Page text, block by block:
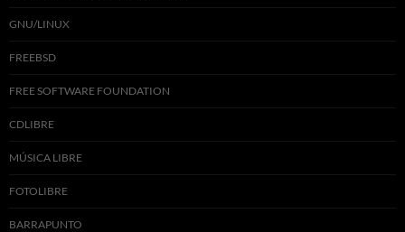
GNU/LINUX
FREEBSD
FREE SOFTWARE FOUNDATION
CDLIBRE
MÚSICA LIBRE
FOTOLIBRE
BARRAPUNTO